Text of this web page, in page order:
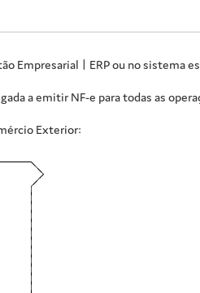
Empresarial | ERPou no sistema
a emitir NF-e para todas as
Exterior: